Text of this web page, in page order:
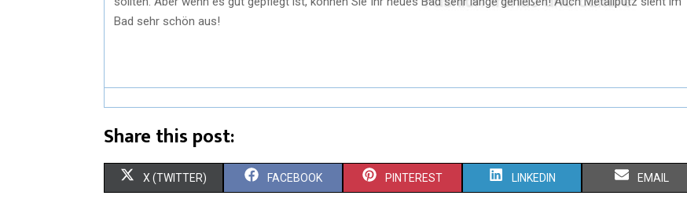
Bad sehr schön aus!
Share this post:
X (TWITTER) FACEBOOK PINTEREST LINKEDIN EMAIL